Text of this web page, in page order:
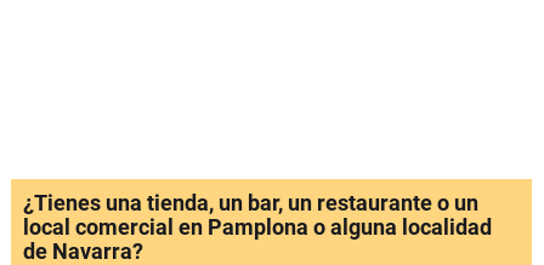
¿Tienes una tienda, un bar, un restaurante o un
local comercial en Pamplona o alguna localidad
de Navarra?